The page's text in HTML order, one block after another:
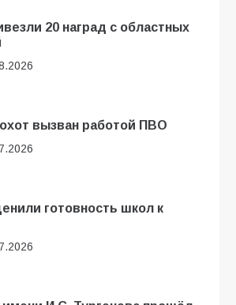
20 наград с областных
вызван работой ПВО
готовность школ к